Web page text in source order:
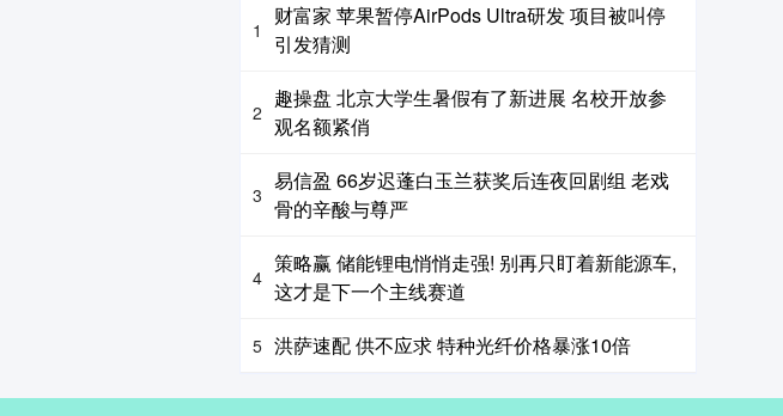
1
财富家 苹果暂停AirPods Ultra研发 项目被叫停
引发猜测
2
趣操盘 北京大学生暑假有了新进展 名校开放参
观名额紧俏
3
易信盈 66岁迟蓬白玉兰获奖后连夜回剧组 老戏
骨的辛酸与尊严
4
策略赢 储能锂电悄悄走强! 别再只盯着新能源车,
这才是下一个主线赛道
5 洪萨速配 供不应求 特种光纤价格暴涨10倍